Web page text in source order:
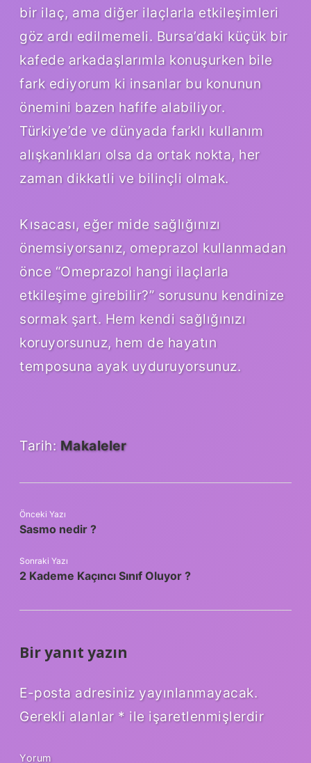
bir ilaç, ama diğer ilaçlarla etkileşimleri
göz ardı edilmemeli. Bursa’daki küçük bir
kafede arkadaşlarımla konuşurken bile
fark ediyorum ki insanlar bu konunun
önemini bazen hafife alabiliyor.
Türkiye’de ve dünyada farklı kullanım
alışkanlıkları olsa da ortak nokta, her
zaman dikkatli ve bilinçli olmak.
Kısacası, eğer mide sağlığınızı
önemsiyorsanız, omeprazol kullanmadan
önce “Omeprazol hangi ilaçlarla
etkileşime girebilir?” sorusunu kendinize
sormak şart. Hem kendi sağlığınızı
koruyorsunuz, hem de hayatın
temposuna ayak uyduruyorsunuz.
Tarih: Makaleler
Önceki Yazı
Sasmo nedir ?
Sonraki Yazı
2 Kademe Kaçıncı Sınıf Oluyor ?
Bir yanıt yazın
E-posta adresiniz yayınlanmayacak.
Gerekli alanlar * ile işaretlenmişlerdir
Yorum